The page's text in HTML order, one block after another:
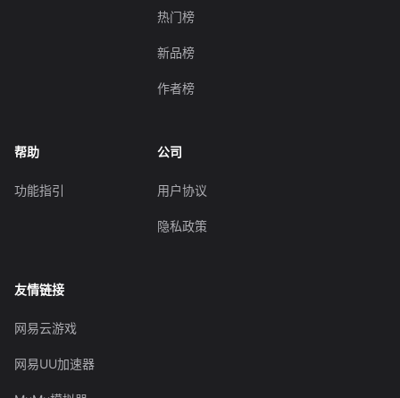
热门榜
新品榜
作者榜
帮助
功能指引
公司
用户协议
隐私政策
友情链接
网易云游戏
网易UU加速器